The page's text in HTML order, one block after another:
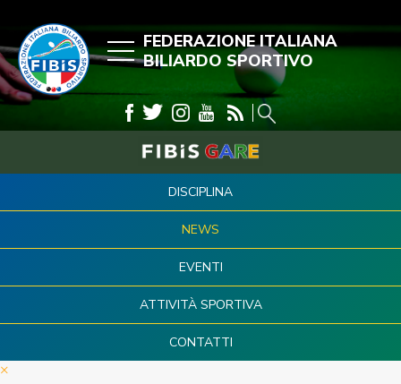
FEDERAZIONE ITALIANA
BILIARDO SPORTIVO
DISCIPLINA
NEWS
EVENTI
ATTIVITÀ SPORTIVA
CONTATTI
×